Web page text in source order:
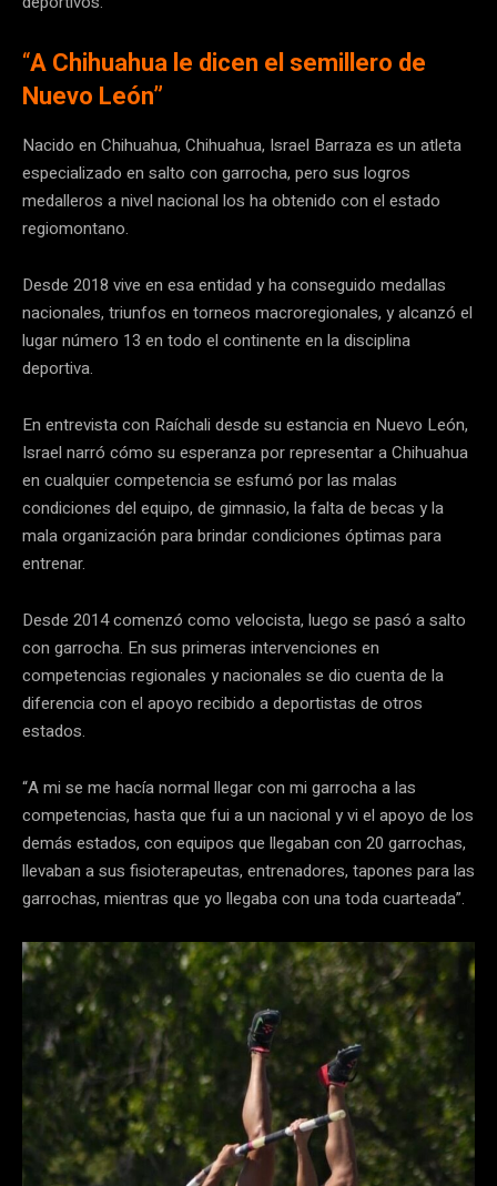
“A Chihuahua le dicen el semillero de
Nuevo León”
Nacido en Chihuahua, Chihuahua, Israel Barraza es un atleta
especializado en salto con garrocha, pero sus logros
medalleros a nivel nacional los ha obtenido con el estado
regiomontano.
Desde 2018 vive en esa entidad y ha conseguido medallas
nacionales, triunfos en torneos macroregionales, y alcanzó el
lugar número 13 en todo el continente en la disciplina
deportiva.
En entrevista con Raíchali desde su estancia en Nuevo León,
Israel narró cómo su esperanza por representar a Chihuahua
en cualquier competencia se esfumó por las malas
condiciones del equipo, de gimnasio, la falta de becas y la
mala organización para brindar condiciones óptimas para
entrenar.
Desde 2014 comenzó como velocista, luego se pasó a salto
con garrocha. En sus primeras intervenciones en
competencias regionales y nacionales se dio cuenta de la
diferencia con el apoyo recibido a deportistas de otros
estados.
“A mi se me hacía normal llegar con mi garrocha a las
competencias, hasta que fui a un nacional y vi el apoyo de los
demás estados, con equipos que llegaban con 20 garrochas,
llevaban a sus fisioterapeutas, entrenadores, tapones para las
garrochas, mientras que yo llegaba con una toda cuarteada”.